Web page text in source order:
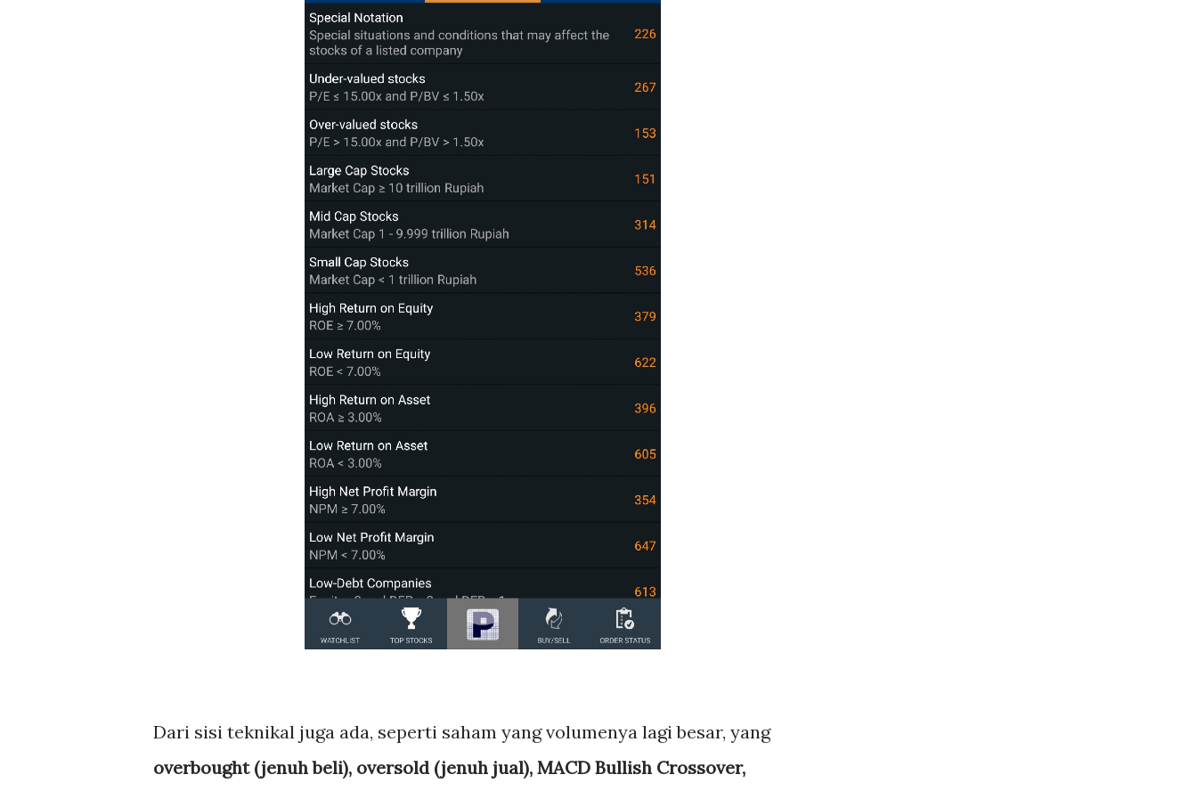
Dari sisi teknikal juga ada, seperti saham yang volumenya lagi besar, yang
overbought (jenuh beli), oversold (jenuh jual), MACD Bullish Crossover,